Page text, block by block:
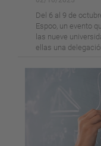
Del 6 al 9 de
Espoo, un evento
las nueve
ellas una